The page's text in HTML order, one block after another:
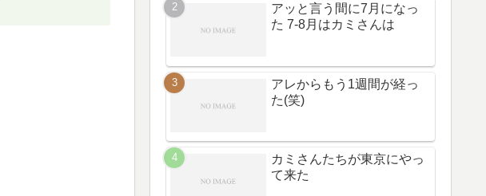
アッと言う間に7月になっ
た 7-8月はカミさんは
アレからもう1週間が経っ
た(笑)
カミさんたちが東京にやっ
て来た